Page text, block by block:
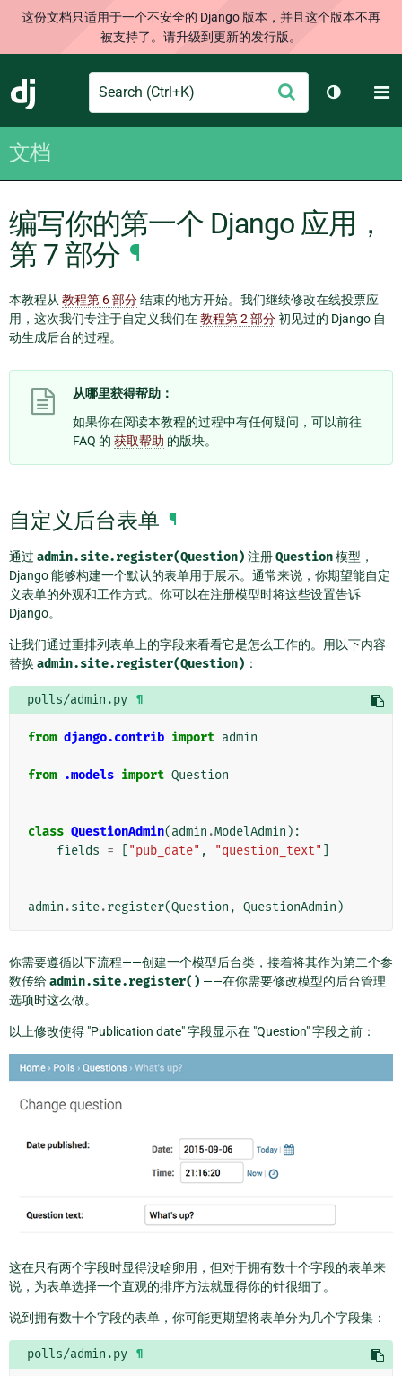
这份文档只适用于一个不安全的 Django 版本，并且这个版本不再
被支持了。请升级到更新的发行版。
Django
Search
交
切换主题
文档
编写你的第一个 Django 应用，
第 7 部分 ¶
本教程从 教程第 6 部分结束的地方开始。我们继续修改在线投票应
用，这次我们专注于自定义我们在教程第 2 部分初见过的 Django 自
动生成后台的过程。
从哪里获得帮助：
如果你在阅读本教程的过程中有任何疑问，可以前往
FAQ 的 获取帮助 的版块。
自定义后台表单 ¶
通过 admin.site.register(Question) 注册Question模型，
Django 能够构建一个默认的表单用于展示。通常来说，你期望能自定
义表单的外观和工作方式。你可以在注册模型时将这些设置告诉
Django。
让我们通过重排列表单上的字段来看看它是怎么工作的。用以下内容
替换 admin.site.register(Question) ：
polls/admin.py ¶
from django.contrib import admin
from .models import Question
class QuestionAdmin(admin .ModelAdmin ):
fields = "pub_date" , "question_text"
admin .site.register(Question , QuestionAdmin )
你需要遵循以下流程——创建一个模型后台类，接着将其作为第二个参
数传给admin.site.register() ——在你需要修改模型的后台管理
选项时这么做。
以上修改使得 "Publication date" 字段显示在 "Question" 字段之前：
这在只有两个字段时显得没啥卵用，但对于拥有数十个字段的表单来
说，为表单选择一个直观的排序方法就显得你的针很细了。
说到拥有数十个字段的表单，你可能更期望将表单分为几个字段集：
polls/admin.py ¶